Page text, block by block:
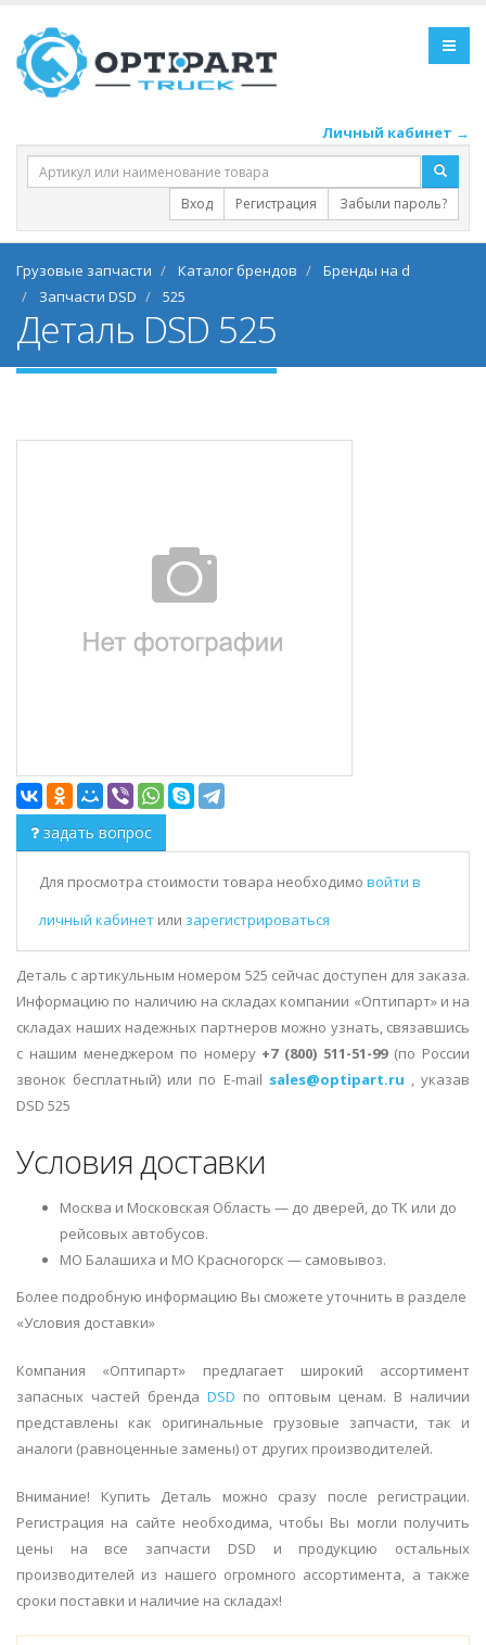
Личный кабинет →
Вход Регистрация Забыли пароль?
Грузовые запчасти Каталог брендов
Бренды на d
Запчасти DSD
525
Деталь DSD 525
задать вопрос
Для просмотра стоимости товара необходимо войти в
личный кабинет или зарегистрироваться
Деталь с артикульным номером 525 сейчас доступен для заказа.
Информацию по наличию на складах компании «Оптипарт» и на
складах наших надежных партнеров можно узнать, связавшись
с нашим менеджером по номеру +7 (800) 511-51-99(по России
звонок бесплатный) или по E-mail sales@optipart.ru , указав
DSD 525
Условия доставки
Москва и Московская Область — до дверей, до ТК или до
рейсовых автобусов.
МО Балашиха и МО Красногорск — самовывоз.
Более подробную информацию Вы сможете уточнить в разделе
«Условия доставки»
Компания «Оптипарт» предлагает широкий ассортимент
запасных частей бренда DSD по оптовым ценам. В наличии
представлены как оригинальные грузовые запчасти, так и
аналоги (равноценные замены) от других производителей.
Внимание! Купить Деталь можно сразу после регистрации.
Регистрация на сайте необходима, чтобы Вы могли получить
цены на все запчасти DSD и продукцию остальных
производителей из нашего огромного ассортимента, а также
сроки поставки и наличие на складах!